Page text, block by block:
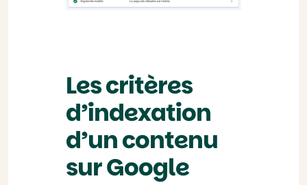
Les critères
d’indexation
d’un contenu
sur Google